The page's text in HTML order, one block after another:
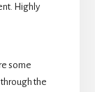
Highly
some
the